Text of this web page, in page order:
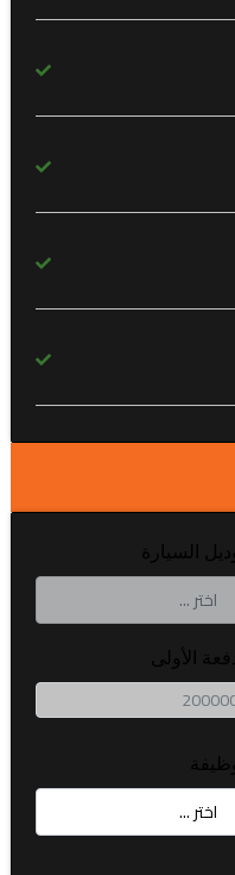
السيارة
الأولى